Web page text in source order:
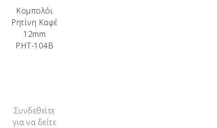
Κομπολόι
Ρητίνη Καφέ
12mm
ΡΗΤ-104Β
Συνδεθείτε
για να δείτε